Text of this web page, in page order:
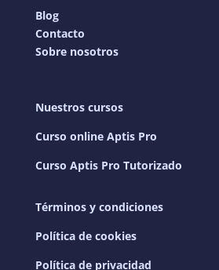
Blog
Contacto
Sobre nosotros
Nuestros cursos
Curso online Aptis Pro
Curso Aptis Pro Tutorizado
Términos y condiciones
Política de cookies
Política de privacidad